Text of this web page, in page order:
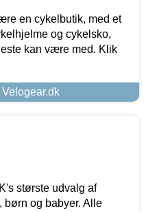
en cykelbutik, med et
og cykelsko,
kan være med. Klik
største udvalg af
og babyer. Alle